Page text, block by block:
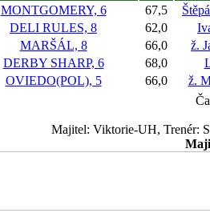
MONTGOMERY, 6 67,5
DELI RULES, 8 62,0
MARŠÁL, 8 66,0
ž.
DERBY SHARP, 6 68,0
OVIEDO(POL), 5 66,0
ž.
Majitel: Viktorie-UH, Trenér: